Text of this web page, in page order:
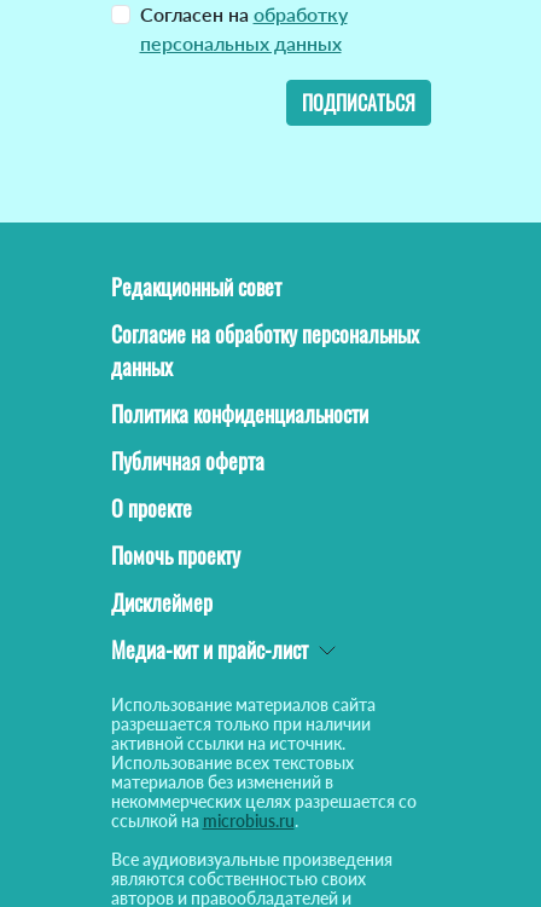
Согласен на обработку
персональных данных
ПОДПИСАТЬСЯ
Редакционный совет
Согласие на обработку персональных
данных
Политика конфиденциальности
Публичная оферта
О проекте
Помочь проекту
Дисклеймер
Медиа-кит и прайс-лист
Использование материалов сайта
разрешается только при наличии
активной ссылки на источник.
Использование всех текстовых
материалов без изменений в
некоммерческих целях разрешается со
ссылкой на microbius.ru.
Все аудиовизуальные произведения
являются собственностью своих
авторов и правообладателей и